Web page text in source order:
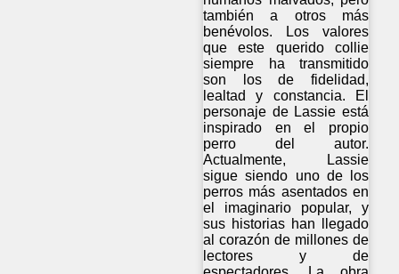
también a otros más
benévolos. Los valores
que este querido collie
siempre ha transmitido
son los de fidelidad,
lealtad y constancia. El
personaje de Lassie está
inspirado en el propio
perro del autor.
Actualmente, Lassie
sigue siendo uno de los
perros más asentados en
el imaginario popular, y
sus historias han llegado
al corazón de millones de
lectores y de